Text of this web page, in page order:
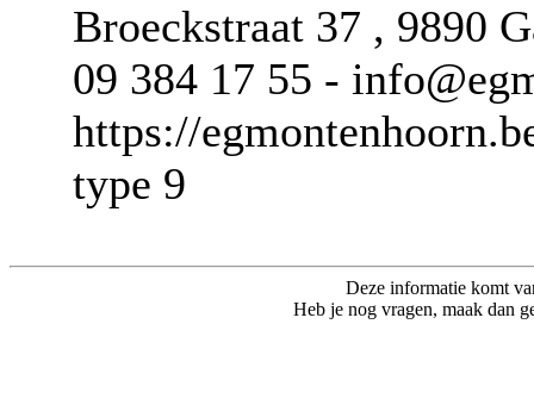
Broeckstraat 37 , 9890
09 384 17 55 -
https://
type 9
Deze informatie komt
Heb je nog vragen, maak dan